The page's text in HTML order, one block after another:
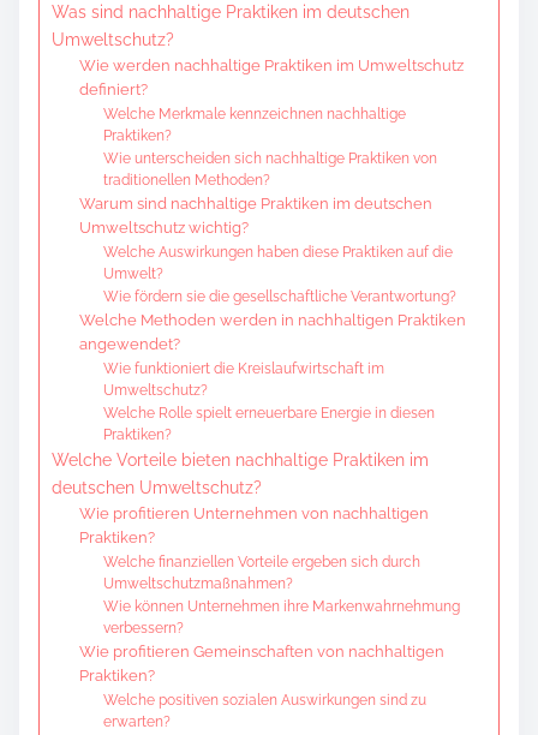
Was sind nachhaltige Praktiken im deutschen
Umweltschutz?
Wie werden nachhaltige Praktiken im Umweltschutz
definiert?
Welche Merkmale kennzeichnen nachhaltige
Praktiken?
Wie unterscheiden sich nachhaltige Praktiken von
traditionellen Methoden?
Warum sind nachhaltige Praktiken im deutschen
Umweltschutz wichtig?
Welche Auswirkungen haben diese Praktiken auf die
Umwelt?
Wie fördern sie die gesellschaftliche Verantwortung?
Welche Methoden werden in nachhaltigen Praktiken
angewendet?
Wie funktioniert die Kreislaufwirtschaft im
Umweltschutz?
Welche Rolle spielt erneuerbare Energie in diesen
Praktiken?
Welche Vorteile bieten nachhaltige Praktiken im
deutschen Umweltschutz?
Wie profitieren Unternehmen von nachhaltigen
Praktiken?
Welche finanziellen Vorteile ergeben sich durch
Umweltschutzmaßnahmen?
Wie können Unternehmen ihre Markenwahrnehmung
verbessern?
Wie profitieren Gemeinschaften von nachhaltigen
Praktiken?
Welche positiven sozialen Auswirkungen sind zu
erwarten?